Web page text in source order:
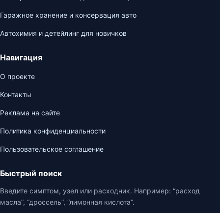
Гаражное хранение и консервация авто
Автохимия и детейлинг для новичков
Навигация
О проекте
Контакты
Реклама на сайте
Политика конфиденциальности
Пользовательское соглашение
Быстрый поиск
Введите симптом, узел или расходник. Например: “расход
масла”, “дроссель”, “лимонная кислота”.